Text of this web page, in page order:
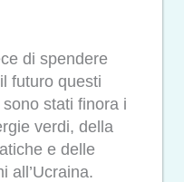
di spendere
futuro questi
stati finora i
verdi, della
e delle
all’Ucraina.